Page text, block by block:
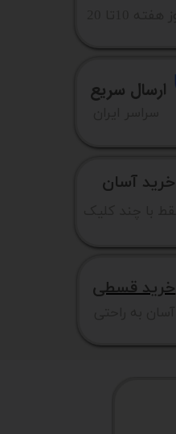
ارسال سریع
خرید آسان
خرید قسطی